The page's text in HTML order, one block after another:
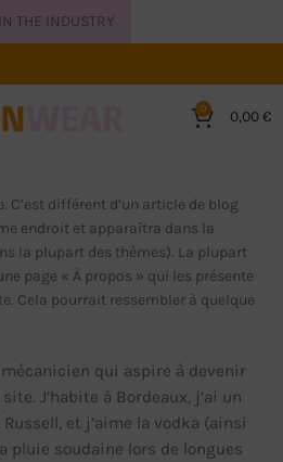
0 0,00€
C’est différent d’un article de blog
endroit et apparaîtra dans la
la plupart des thèmes). La plupart
page « À propos » qui les présente
Cela pourrait ressembler à quelque
qui aspire à devenir
J’habite à Bordeaux, j’ai un
et j’aime la vodka (ainsi
pluie soudaine lors de longues
THE INDUSTRY